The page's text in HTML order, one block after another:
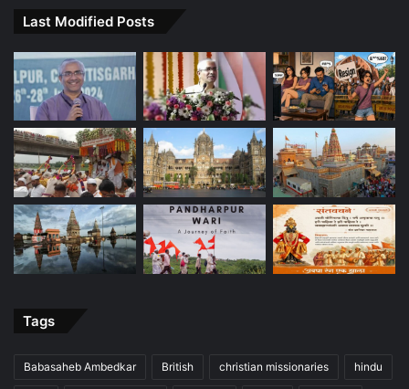
Last Modified Posts
Tags
Babasaheb Ambedkar British christian missionaries hindu